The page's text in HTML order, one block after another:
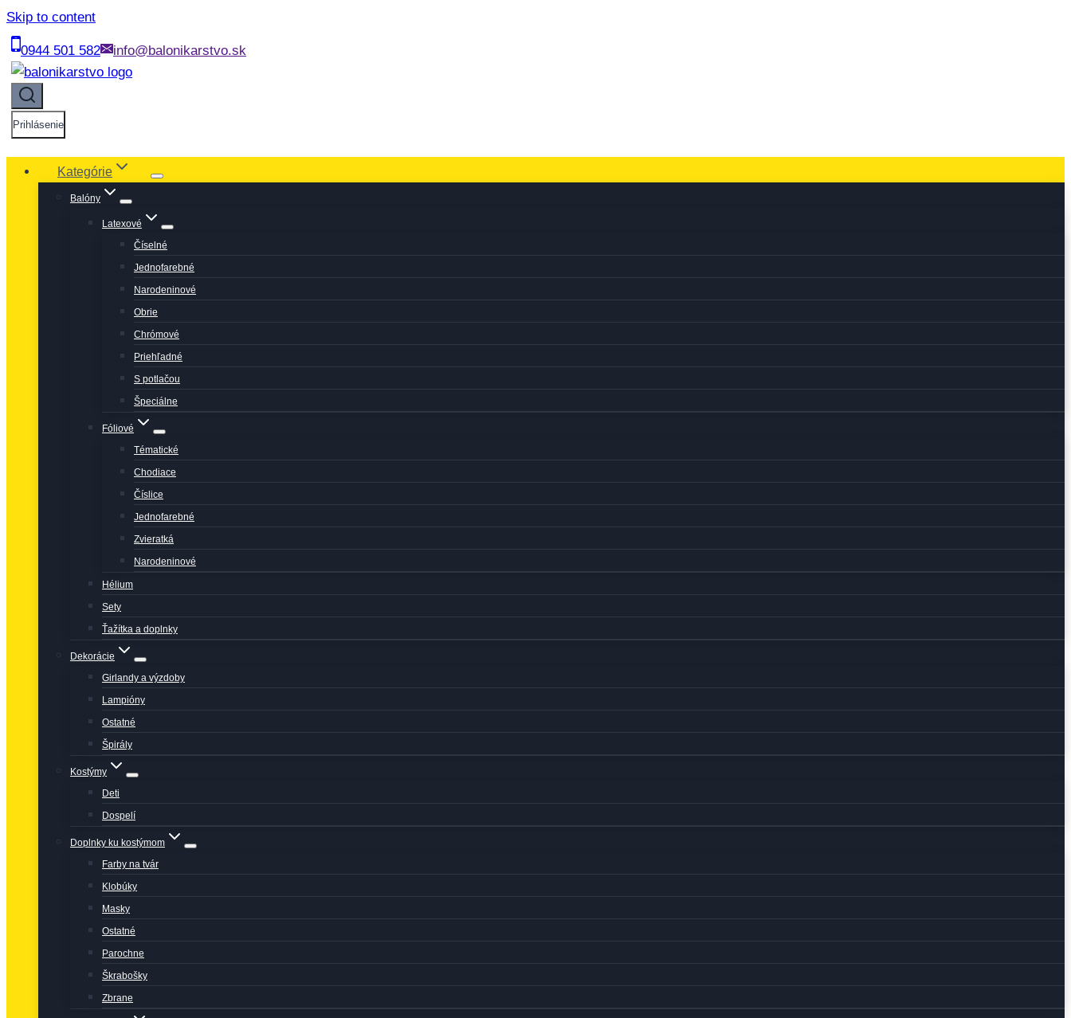
Skip to content
0944 501 582 info@balonikarstvo.sk
Prihlásenie
Kategórie
Balóny
Latexové
Číselné
Jednofarebné
Narodeninové
Obrie
Chrómové
Priehľadné
S potlačou
Špeciálne
Fóliové
Tématické
Chodiace
Číslice
Jednofarebné
Zvieratká
Narodeninové
Hélium
Sety
Ťažítka a doplnky
Dekorácie
Girlandy a výzdoby
Lampióny
Ostatné
Špirály
Kostýmy
Deti
Dospelí
Doplnky ku kostýmom
Farby na tvár
Klobúky
Masky
Ostatné
Parochne
Škrabošky
Zbrane